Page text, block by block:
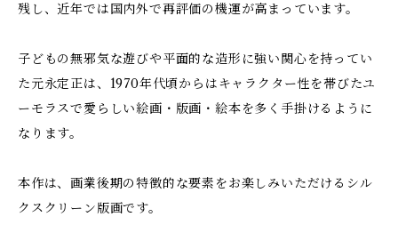
残し、近年では国内外で再評価の機運が高まっています。
子どもの無邪気な遊びや平面的な造形に強い関心を持ってい
た元永定正は、1970年代頃からはキャラクター性を帯びたユ
ーモラスで愛らしい絵画・版画・絵本を多く手掛けるように
なります。
本作は、画業後期の特徴的な要素をお楽しみいただけるシル
クスクリーン版画です。